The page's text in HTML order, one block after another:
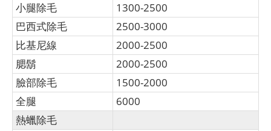
小腿除毛
1300-2500
巴西式除毛
2500-3000
比基尼線
2000-2500
腮鬍
2000-2500
臉部除毛
1500-2000
全腿
6000
熱蠟除毛